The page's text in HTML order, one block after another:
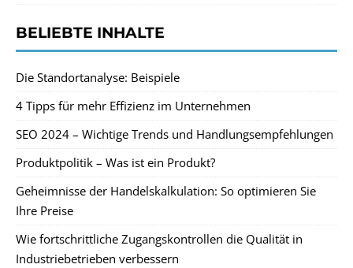
BELIEBTE INHALTE
Die Standortanalyse: Beispiele
4 Tipps für mehr Effizienz im Unternehmen
SEO 2024 – Wichtige Trends und Handlungsempfehlungen
Produktpolitik – Was ist ein Produkt?
Geheimnisse der Handelskalkulation: So optimieren Sie
Ihre Preise
Wie fortschrittliche Zugangskontrollen die Qualität in
Industriebetrieben verbessern